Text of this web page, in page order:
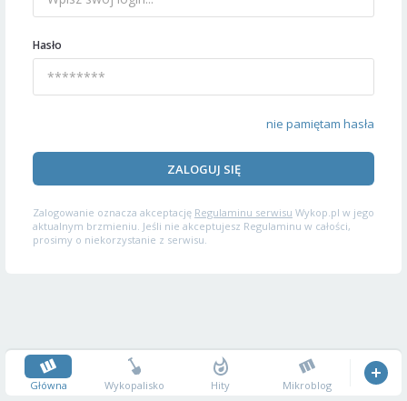
Hasło
nie pamiętam hasła
ZALOGUJ SIĘ
Zalogowanie oznacza akceptację Regulaminu serwisu Wykop.pl w jego
aktualnym brzmieniu. Jeśli nie akceptujesz Regulaminu w całości,
prosimy o niekorzystanie z serwisu.
Główna Wykopalisko Hity Mikroblog